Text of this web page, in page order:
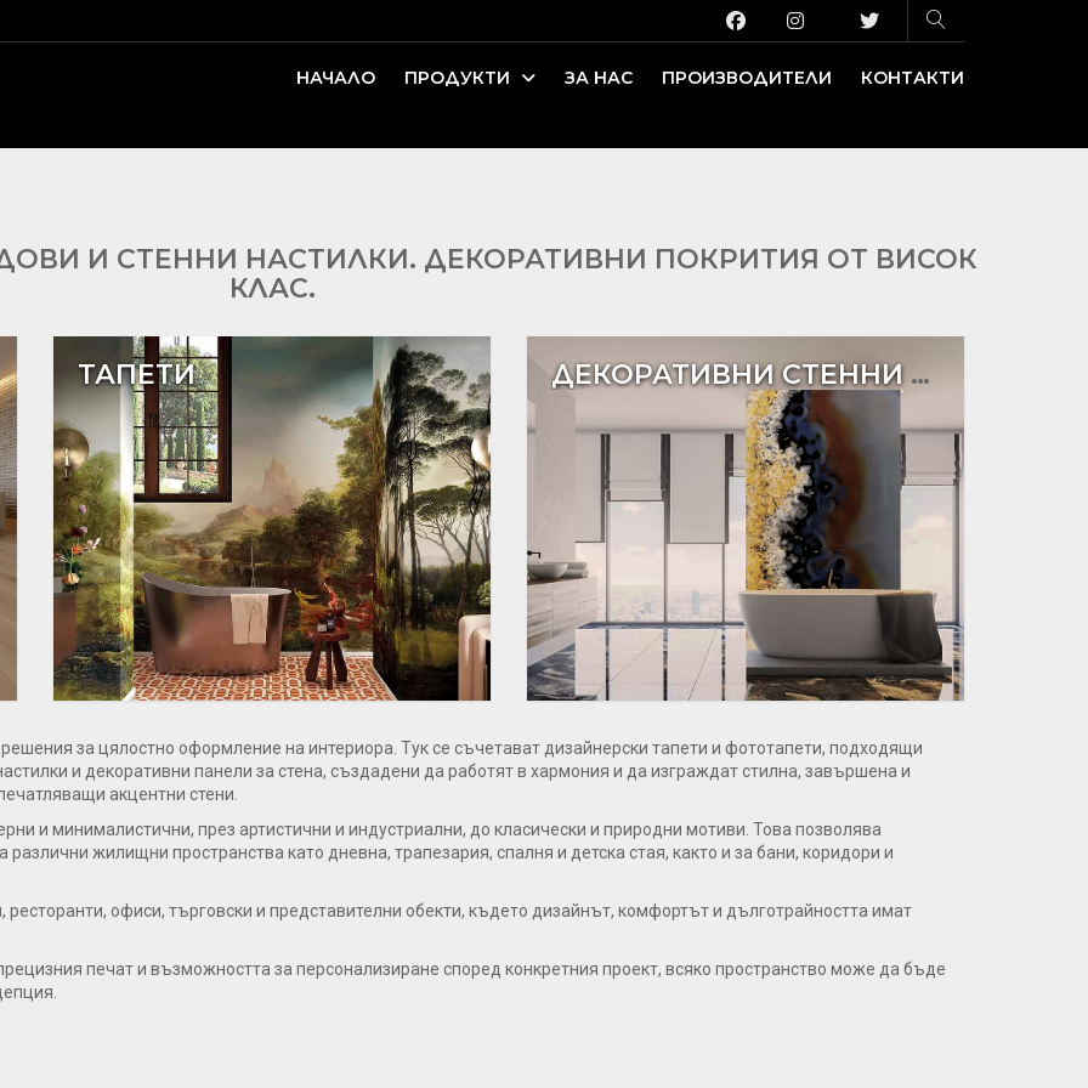
НАЧАЛО ПРОДУКТИ ЗА НАС ПРОИЗВОДИТЕЛИ КОНТАКТИ
И СТЕННИ НАСТИЛКИ. ДЕКОРАТИВНИ ПОКРИТИЯ ОТ ВИСОК
КЛАС.
ТАПЕТИ ДЕКОРАТИВНИ СТЕННИ ПАНЕЛИ
за цялостно оформление на интериора. Тук се съчетават дизайнерски тапети и фототапети, подходящи
и декоративни панели за стена, създадени да работят в хармония и да изграждат стилна, завършена и
акцентни стени.
и минималистични, през артистични и индустриални, до класически и природни мотиви. Това позволява
жилищни пространства като дневна, трапезария, спалня и детска стая, както и за бани, коридори и
офиси, търговски и представителни обекти, където дизайнът, комфортът и дълготрайността имат
печат и възможността за персонализиране според конкретния проект, всяко пространство може да бъде